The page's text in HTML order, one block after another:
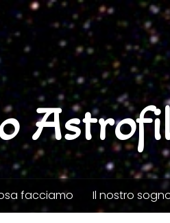
facciamo Il nostro